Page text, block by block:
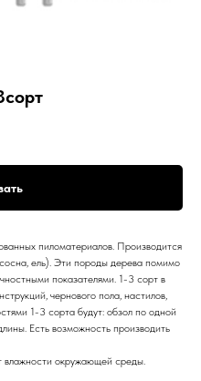
пиломатериалов. Производится
ель). Эти породы дерева помимо
показателями. 1-3 сорт в
чернового пола, настилов,
1-3 сорта будут: обзол по одной
Есть возможность производить
окружающей среды.